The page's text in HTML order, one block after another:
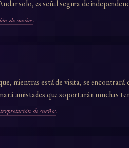
solo, es señal segura de
de sueños.
mientras está de visita, se
amistades que soportarán muchas
de sueños.